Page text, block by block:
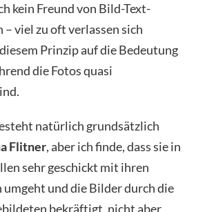
kein Freund von Bild-Text-
viel zu oft verlassen sich
Prinzip auf die Bedeutung
die Fotos quasi
natürlich grundsätzlich
Flitner, aber ich finde, dass sie in
sehr geschickt mit ihren
umgeht und die Bilder durch die
bekräftigt, nicht aber